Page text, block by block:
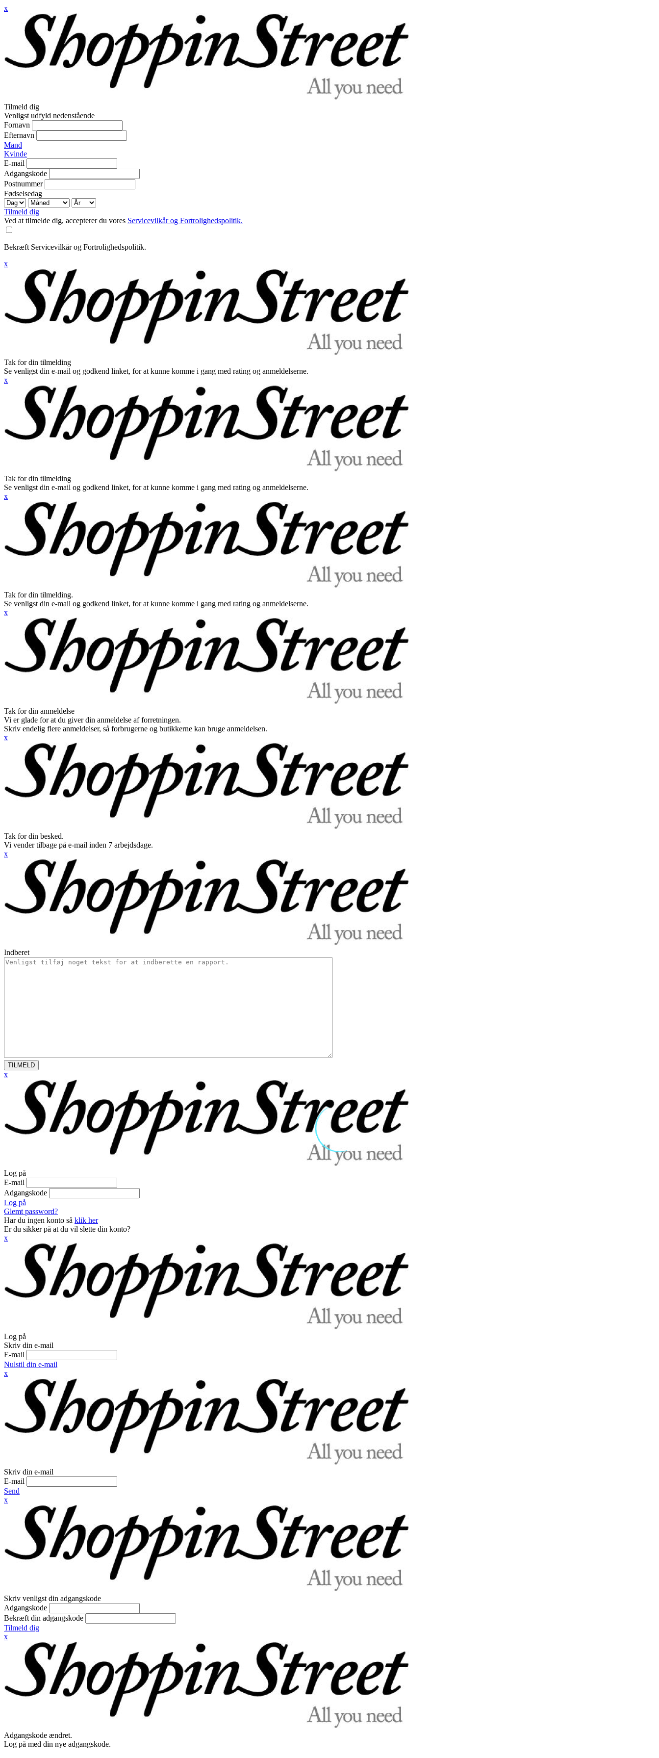
x
Tilmeld dig
Venligst udfyld nedenstående
Fornavn
Efternavn
Mand
Kvinde
E-mail
Adgangskode
Postnummer
Fødselsedag
Tilmeld dig
Ved at tilmelde dig, accepterer du vores Servicevilkår og Fortrolighedspolitik.
Bekræft Servicevilkår og Fortrolighedspolitik.
x
Tak for din tilmelding
Se venligst din e-mail og godkend linket, for at kunne komme i gang med rating og anmeldelserne.
x
Tak for din tilmelding
Se venligst din e-mail og godkend linket, for at kunne komme i gang med rating og anmeldelserne.
x
Tak for din tilmelding.
Se venligst din e-mail og godkend linket, for at kunne komme i gang med rating og anmeldelserne.
x
Tak for din anmeldelse
Vi er glade for at du giver din anmeldelse af forretningen.
Skriv endelig flere anmeldelser, så forbrugerne og butikkerne kan bruge anmeldelsen.
x
Tak for din besked.
Vi vender tilbage på e-mail inden 7 arbejdsdage.
x
Indberet
TILMELD
x
Log på
E-mail
Adgangskode
Log på
Glemt password?
Har du ingen konto så klik her
Er du sikker på at du vil slette din konto?
x
Log på
Skriv din e-mail
E-mail
Nulstil din e-mail
x
Skriv din e-mail
E-mail
Send
x
Skriv venligst din adgangskode
Adgangskode
Bekræft din adgangskode
Tilmeld dig
x
Adgangskode ændret.
Log på med din nye adgangskode.